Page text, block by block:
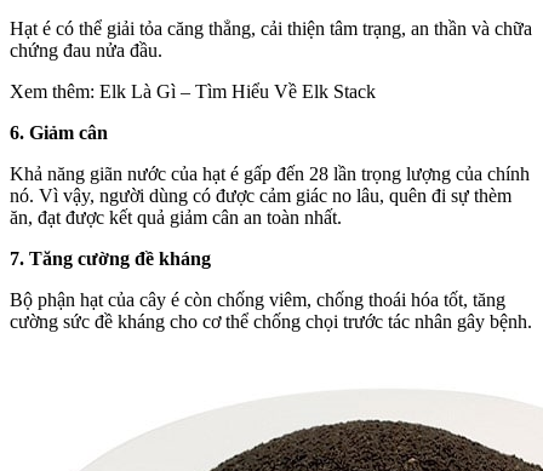
Hạt é có thể giải tỏa căng thẳng, cải thiện tâm trạng, an thần và chữa
chứng đau nửa đầu.
Xem thêm: Elk Là Gì – Tìm Hiểu Về Elk Stack
6. Giảm cân
Khả năng giãn nước của hạt é gấp đến 28 lần trọng lượng của chính
nó. Vì vậy, người dùng có được cảm giác no lâu, quên đi sự thèm
ăn, đạt được kết quả giảm cân an toàn nhất.
7. Tăng cường đề kháng
Bộ phận hạt của cây é còn chống viêm, chống thoái hóa tốt, tăng
cường sức đề kháng cho cơ thể chống chọi trước tác nhân gây bệnh.